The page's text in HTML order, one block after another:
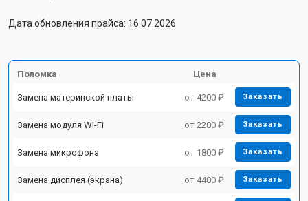
Дата обновления прайса: 16.07.2026
Поломка Цена
Замена материнской платы от 4200 ₽ Заказать
Замена модуля Wi-Fi от 2200 ₽ Заказать
Замена микрофона от 1800 ₽ Заказать
Замена дисплея (экрана) от 4400 ₽ Заказать